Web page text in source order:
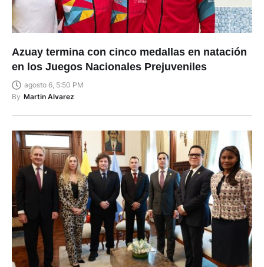
Azuay termina con cinco medallas en natación
en los Juegos Nacionales Prejuveniles
agosto 6, 5:50 PM
By Martin Alvarez